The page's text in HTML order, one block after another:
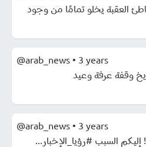
العقبة يخلو تمامًا من وجود
@arab_news • 3 years
وقفة عرفة وعيد
@arab_news • 3 years
إليكم السبب #رؤيا_الإخبار...